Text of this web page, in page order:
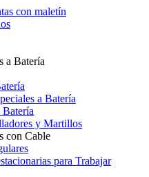
con maletín
a Batería
a Batería
Batería
y Martillos
con Cable
para Trabajar